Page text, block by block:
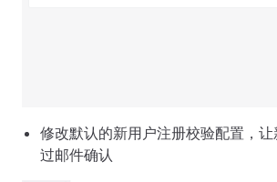
修改默认的新用户注册校验配置，
过邮件确认